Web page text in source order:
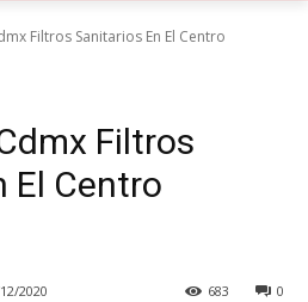
Filtros Sanitarios En El Centro
Filtros
El Centro
2020 0
683